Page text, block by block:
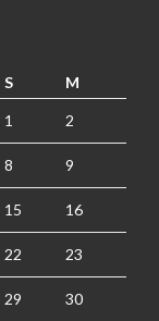
S M
1 2
8 9
15 16
22 23
29 30